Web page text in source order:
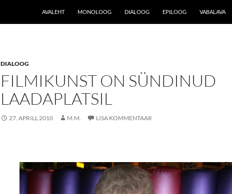
AVALEHT MONOLOOG DIALOOG EPILOOG VABALAVA
DIALOOG
FILMIKUNST ON SÜNDINUD
LAADAPLATSIL
27. APRILL 2010 M.M. LISA KOMMENTAAR